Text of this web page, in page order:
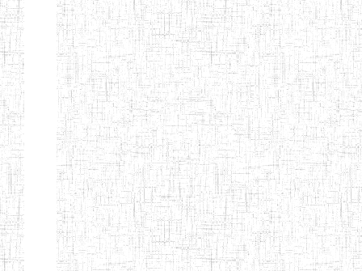
Afficher Page 9 sur 13 Total: 307
Début Préc. 4 5 6 7 8
9
13
Suivant Fin
INSTITUTEURS
ST ANDRE
ENIEG PRIVEE
LAIQUE
PEKEKUE
04/06/2015 ENIEG